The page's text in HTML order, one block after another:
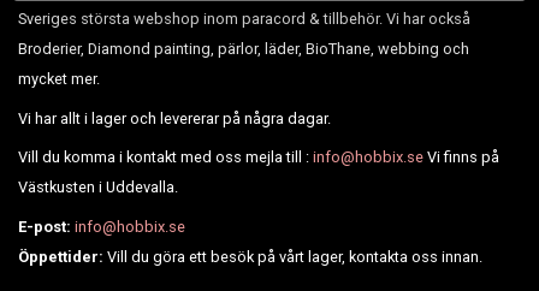
Sveriges största webshop inom paracord & tillbehör. Vi har också
Broderier, Diamond painting, pärlor, läder, BioThane, webbing och
mycket mer.
Vi har allt i lager och levererar på några dagar.
Vill du komma i kontakt med oss mejla till :info@hobbix.se Vi finns på
Västkusten i Uddevalla.
E-post: info@hobbix.se
Öppettider: Vill du göra ett besök på vårt lager, kontakta oss innan.